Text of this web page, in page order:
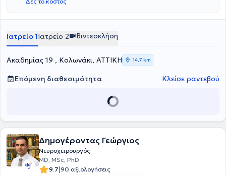
Ιατρείο 1Ιατρείο 2 Βιντεοκλήση
Ακαδημίας 19 , Κολωνάκι, ΑΤΤΙΚΗ 14,7 km
Επόμενη διαθεσιμότητα Κλείσε ραντεβού
Δημογέροντας Γεώργιος
Νευροχειρουργός
MD, MSc, PhD
9.7|90 αξιολογήσεις